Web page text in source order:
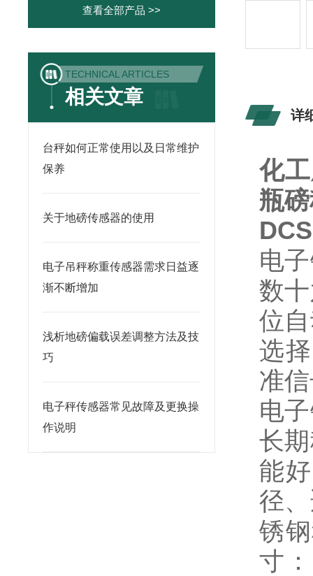
查看全部产品 >>
TECHNICAL ARTICLES
相关文章
台秤如何正常使用以及日常维护
保养
关于地磅传感器的使用
电子吊秤称重传感器需求日益逐
渐不断增加
浅析地磅偏载误差调整方法及技
巧
电子秤传感器常见故障及更换操
作说明
详
化
瓶
电
数
位
选
准
电
长
能
径
锈
寸